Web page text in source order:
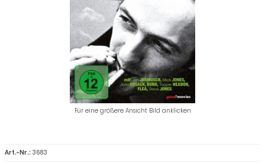
Für eine größere Ansicht Bild anklicken
Art.-Nr.: 3683